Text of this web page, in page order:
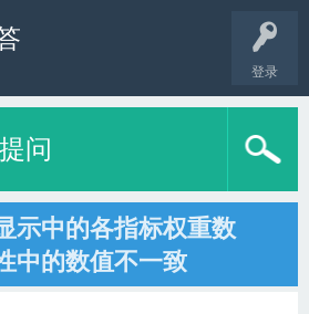
登录
提问
示中的各指标权重数
中的数值不一致